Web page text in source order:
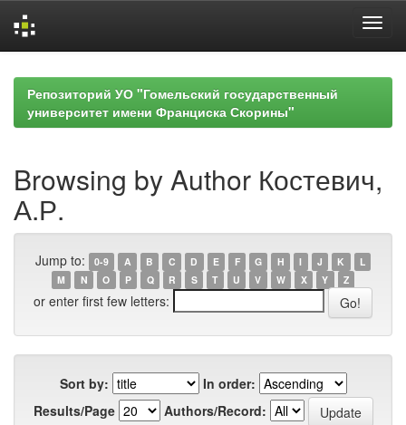
navigationРепозиторий УО "Гомельский государственный
университет имени Франциска Скорины"
Browsing by Author Костевич,
А.Р.
Jump to: 0-9 A B C D E F G H I J K
L
M
N O P Q R S T U V W X Y Z
or enter first few letters:
Sort by:
In order:
Results/Page
Authors/Record: